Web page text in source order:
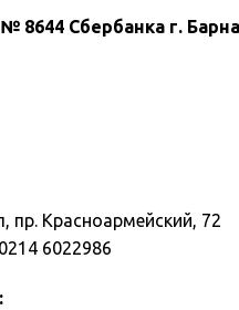
8644 Сбербанка г.
пр. Красноармейский, 72
6022986